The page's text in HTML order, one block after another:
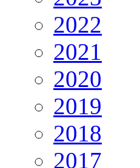
2022
2021
2020
2019
2018
2017